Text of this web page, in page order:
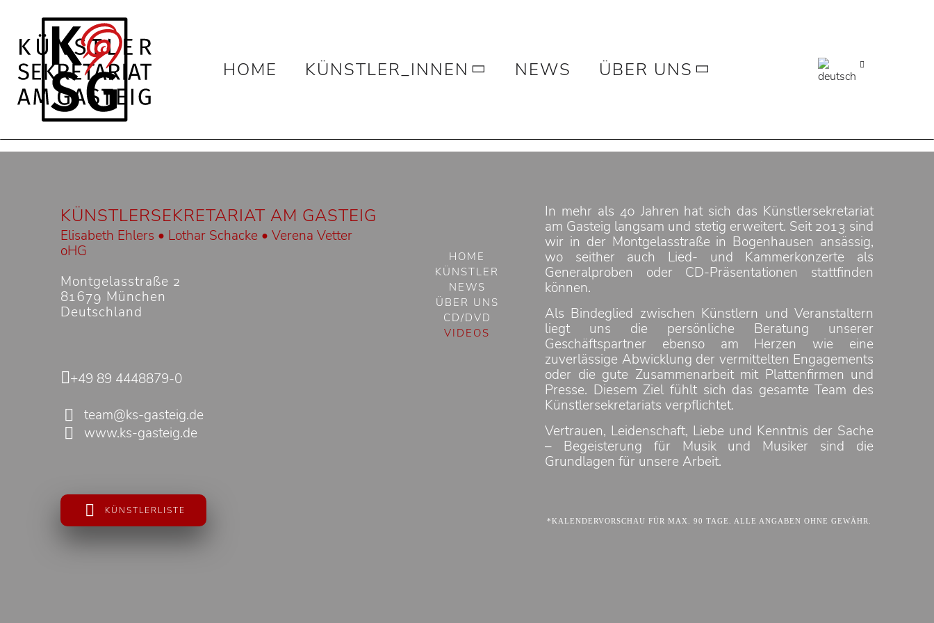
HOME KÜNSTLER_INNEN NEWS ÜBER UNS
Video
KÜNSTLERSEKRETARIAT AM GASTEIG
Elisabeth Ehlers • Lothar Schacke • Verena Vetter
oHG
Montgelasstraße 2
81679 München
Deutschland
+49 89 4448879-0
team@ks-gasteig.de
www.ks-gasteig.de
KÜNSTLERLISTE
HOME
KÜNSTLER
NEWS
ÜBER UNS
CD/DVD
VIDEOS
In mehr als 40 Jahren hat sich das Künstlersekretariat
am Gasteig langsam und stetig erweitert. Seit 2013 sind
wir in der Montgelasstraße in Bogenhausen ansässig,
wo seither auch Lied- und Kammerkonzerte als
Generalproben oder CD-Präsentationen stattfinden
können.
Als Bindeglied zwischen Künstlern und Veranstaltern
liegt uns die persönliche Beratung unserer
Geschäftspartner ebenso am Herzen wie eine
zuverlässige Abwicklung der vermittelten Engagements
oder die gute Zusammenarbeit mit Plattenfirmen und
Presse. Diesem Ziel fühlt sich das gesamte Team des
Künstlersekretariats verpflichtet.
Vertrauen, Leidenschaft, Liebe und Kenntnis der Sache
– Begeisterung für Musik und Musiker sind die
Grundlagen für unsere Arbeit.
*KALENDERVORSCHAU FÜR MAX. 90 TAGE. ALLE ANGABEN OHNE GEWÄHR.